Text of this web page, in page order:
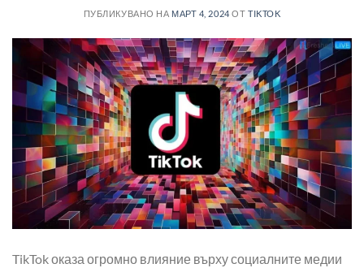
ПУБЛИКУВАНО НА МАРТ 4, 2024ОТ TIKTOK
TikTok оказа огромно влияние върху социалните медии